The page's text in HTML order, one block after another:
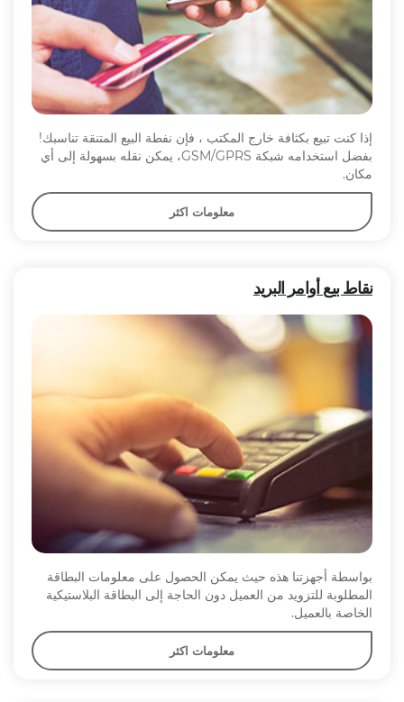
إذا كنت تبيع بكثافة خارج المكتب ، فإن نفطة البيع المتنقة تناسبك!
بفضل استخدامه شبكة GSM/GPRS، يمكن نقله بسهولة إلى أي
مكان.
معلومات اكثر
نقاط بيع أوامر البريد
بواسطة أجهزتنا هذه حيث يمكن الحصول على معلومات البطاقة
المطلوبة للتزويد من العميل دون الحاجة إلى البطاقة البلاستيكية
الخاصة بالعميل.
معلومات اكثر